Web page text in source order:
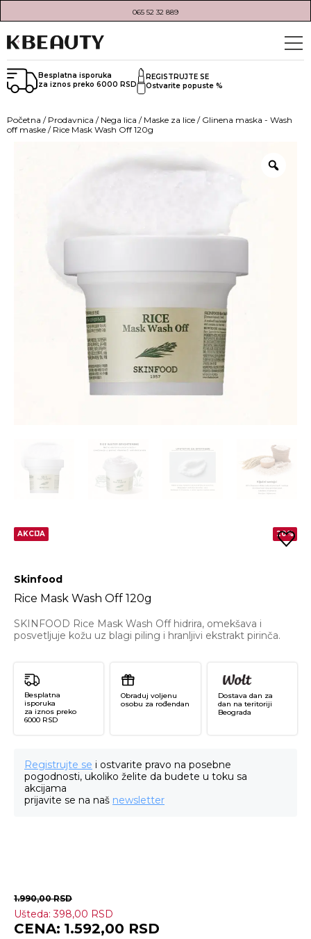
065 52 32 889
Besplatna isporuka
za iznos preko 6000 RSD
REGISTRUJTE SE
Ostvarite popuste %
Početna / Prodavnica / Nega lica / Maske za lice / Glinena maska - Wash
off maske / Rice Mask Wash Off 120g
AKCIJA 20%
Skinfood
Rice Mask Wash Off 120g
SKINFOOD Rice Mask Wash Off hidrira, omekšava i
posvetljuje kožu uz blagi piling i hranljivi ekstrakt pirinča.
Besplatna
isporuka
za iznos preko
6000 RSD
Obraduj voljenu
osobu za rođendan
Dostava dan za
dan na teritoriji
Beograda
Registrujte se i ostvarite pravo na posebne
pogodnosti, ukoliko želite da budete u toku sa
akcijama
prijavite se na naš newsletter
1.990,00RSD
Ušteda:398,00 RSD
1.592,00 RSD